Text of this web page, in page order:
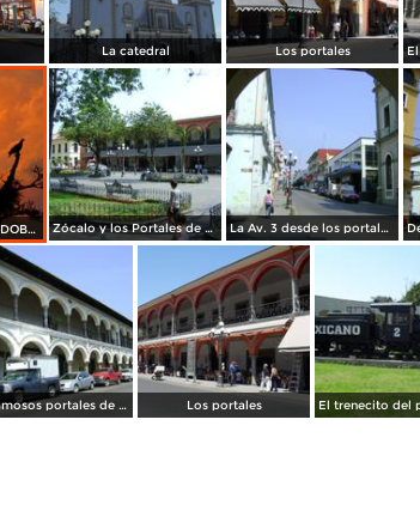
La catedral Los portales
ATARDECER EN CORDOBA,VERACRUZ Zócalo y los Portales de Córdoba. Abril/2012 La Av. 3 desde los portales de Córdoba. Abril/2012
Los famosos portales de dos niveles de Córdoba Los portales